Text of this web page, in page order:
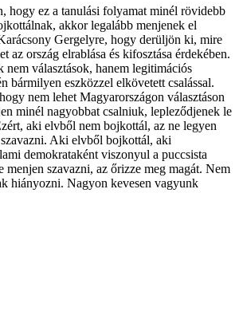
hogy ez a tanulási folyamat minél rövidebb
akkor legalább menjenek el
Gergelyre, hogy derüljön ki, mire
az ország elrablása és kifosztása érdekében.
választások, hanem legitimációs
bármilyen eszközzel elkövetett csalással.
nem lehet Magyarországon választáson
minél nagyobbat csalniuk, lepleződjenek le
aki elvből nem bojkottál, az ne legyen
Aki elvből bojkottál, aki
demokrataként viszonyul a puccsista
menjen szavazni, az őrizze meg magát. Nem
hiányozni. Nagyon kevesen vagyunk